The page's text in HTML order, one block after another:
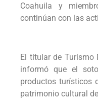
Coahuila y
continúan con las
El titular de Turismo
informó que el
productos turísticos
patrimonio cultural